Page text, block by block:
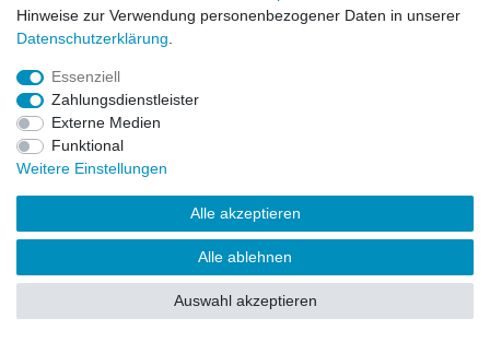
Vertrag widerrufen
© Copyright 2026 | Alle Rechte vorbehalten.
Hinweise zur Verwendung personenbezogener Daten in unserer
Daten­schutz­erklärung
Essenziell
Zahlungsdienstleister
Externe Medien
Funktional
Weitere Einstellungen
Alle akzeptieren
Alle ablehnen
Auswahl akzeptieren